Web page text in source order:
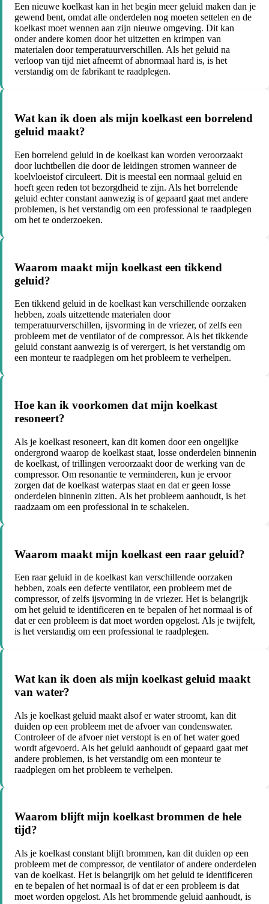
Een nieuwe koelkast kan in het begin meer geluid maken dan je
gewend bent, omdat alle onderdelen nog moeten settelen en de
koelkast moet wennen aan zijn nieuwe omgeving. Dit kan
onder andere komen door het uitzetten en krimpen van
materialen door temperatuurverschillen. Als het geluid na
verloop van tijd niet afneemt of abnormaal hard is, is het
verstandig om de fabrikant te raadplegen.
Wat kan ik doen als mijn koelkast een borrelend
geluid maakt?
Een borrelend geluid in de koelkast kan worden veroorzaakt
door luchtbellen die door de leidingen stromen wanneer de
koelvloeistof circuleert. Dit is meestal een normaal geluid en
hoeft geen reden tot bezorgdheid te zijn. Als het borrelende
geluid echter constant aanwezig is of gepaard gaat met andere
problemen, is het verstandig om een professional te raadplegen
om het te onderzoeken.
Waarom maakt mijn koelkast een tikkend
geluid?
Een tikkend geluid in de koelkast kan verschillende oorzaken
hebben, zoals uitzettende materialen door
temperatuurverschillen, ijsvorming in de vriezer, of zelfs een
probleem met de ventilator of de compressor. Als het tikkende
geluid constant aanwezig is of verergert, is het verstandig om
een monteur te raadplegen om het probleem te verhelpen.
Hoe kan ik voorkomen dat mijn koelkast
resoneert?
Als je koelkast resoneert, kan dit komen door een ongelijke
ondergrond waarop de koelkast staat, losse onderdelen binnenin
de koelkast, of trillingen veroorzaakt door de werking van de
compressor. Om resonantie te verminderen, kun je ervoor
zorgen dat de koelkast waterpas staat en dat er geen losse
onderdelen binnenin zitten. Als het probleem aanhoudt, is het
raadzaam om een professional in te schakelen.
Waarom maakt mijn koelkast een raar geluid?
Een raar geluid in de koelkast kan verschillende oorzaken
hebben, zoals een defecte ventilator, een probleem met de
compressor, of zelfs ijsvorming in de vriezer. Het is belangrijk
om het geluid te identificeren en te bepalen of het normaal is of
dat er een probleem is dat moet worden opgelost. Als je twijfelt,
is het verstandig om een professional te raadplegen.
Wat kan ik doen als mijn koelkast geluid maakt
van water?
Als je koelkast geluid maakt alsof er water stroomt, kan dit
duiden op een probleem met de afvoer van condenswater.
Controleer of de afvoer niet verstopt is en of het water goed
wordt afgevoerd. Als het geluid aanhoudt of gepaard gaat met
andere problemen, is het verstandig om een monteur te
raadplegen om het probleem te verhelpen.
Waarom blijft mijn koelkast brommen de hele
tijd?
Als je koelkast constant blijft brommen, kan dit duiden op een
probleem met de compressor, de ventilator of andere onderdelen
van de koelkast. Het is belangrijk om het geluid te identificeren
en te bepalen of het normaal is of dat er een probleem is dat
moet worden opgelost. Als het brommende geluid aanhoudt, is